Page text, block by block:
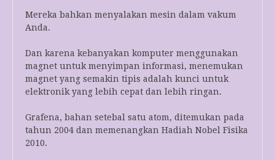
Mereka bahkan menyalakan mesin dalam vakum
Anda.
Dan karena kebanyakan komputer menggunakan
magnet untuk menyimpan informasi, menemukan
magnet yang semakin tipis adalah kunci untuk
elektronik yang lebih cepat dan lebih ringan.
Grafena, bahan setebal satu atom, ditemukan pada
tahun 2004 dan memenangkan Hadiah Nobel Fisika
2010.